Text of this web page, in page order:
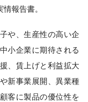
b
o
o
k
報告書。
や、生産性の高い企
小企業に期待される
、賃上げと利益拡大
新事業展開、異業種
客に製品の優位性を